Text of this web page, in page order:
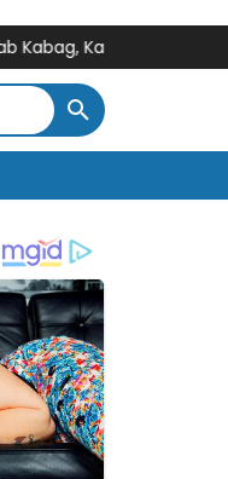
Kapolsek, Kasiwas,